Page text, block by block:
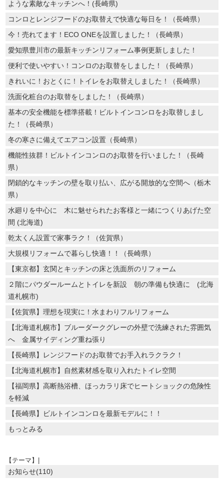
ような素敵なキッチンへ！(長崎県)
コンロとレンジフードのお取替えで快適な毎日を！（長崎県）
今！売れてます！ECO ONEを設置しました！（長崎県）
愛知県豊川市の最新キッチンリフォーム事例更新しました！
便利で使いやすい！コンロのお取替をしました！（長崎県）
きれいに！おとくに！トイレをお取替えしました！（長崎県）
洗面化粧台のお取替をしました！（長崎県）
基本の安全機能を標準搭載！ビルトインコンロをお取替しまし
た！（長崎県）
冬の寒さに備えてエアコン設置（長崎県）
機能性抜群！ビルトインコンロのお取替を行いました！（長崎
県）
閉鎖的なキッチンの壁を取り払い、広がる開放的な空間へ（栃木
県）
水廻りを中心に 木に魅せられたお客様と一緒につくりあげた空
間 (北海道)
乾太くん設置で家事ラク！（佐賀県）
大規模リフォームで暮らし快適！！（長崎県）
【東京都】玄関とキッチンの床と洗面所のリフォーム
２階にパウダールームとトイレを新設 朝の準備も快適に (北海
道札幌市)
【佐賀県】理想を現実に！水まわりフルリフォーム
【北海道札幌市】ブルーダークグレーの外壁で洗練された雰囲気
へ 金属サイディング重ね張り
【長崎県】レンジフードのお取替でお手入れラクラク！
【北海道札幌市】自然素材感を取り入れたトイレ空間
【福岡県】高断熱浴槽、ほっカラリ床でヒートショックの危険性
を軽減
【長崎県】ビルトインコンロを最新モデルに！！
もっとみる
【テーマ】|
お知らせ(110)